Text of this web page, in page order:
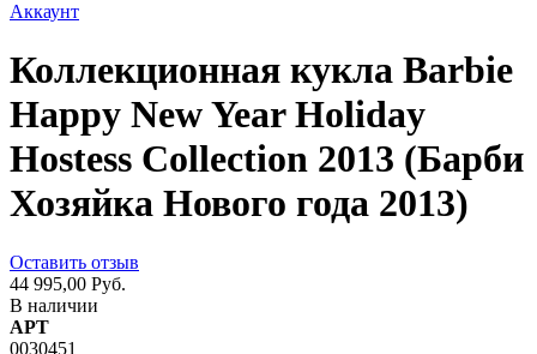
Аккаунт
Коллекционная кукла Barbie
Happy New Year Holiday
Hostess Collection 2013 (Барби
Хозяйка Нового года 2013)
Оставить отзыв
44 995,00 Руб.
В наличии
АРТ
0030451